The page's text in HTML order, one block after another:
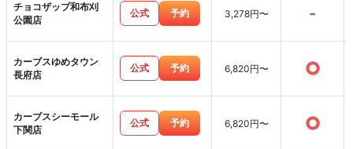
チョコザップ和布刈
公園店
公式 予約 3,278円〜 -
カーブスゆめタウン
長府店
公式 予約 6,820円〜 ○
カーブスシーモール
下関店
公式 予約 6,820円〜 ○